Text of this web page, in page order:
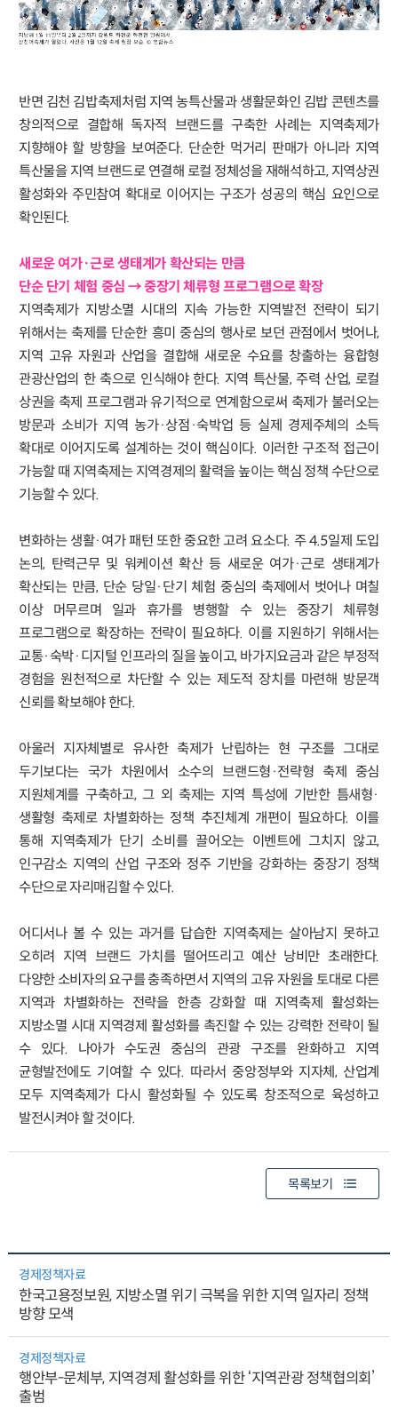
반면 김천 김밥축제처럼 지역 농특산물과 생활문화인 김밥 콘텐츠를
창의적으로 결합해 독자적 브랜드를 구축한 사례는 지역축제가
지향해야 할 방향을 보여준다. 단순한 먹거리 판매가 아니라 지역
특산물을 지역 브랜드로 연결해 로컬 정체성을 재해석하고, 지역상권
활성화와 주민참여 확대로 이어지는 구조가 성공의 핵심 요인으로
확인된다.
새로운 여가·근로 생태계가 확산되는 만큼
단순 단기 체험 중심 → 중장기 체류형 프로그램으로 확장
지역축제가 지방소멸 시대의 지속 가능한 지역발전 전략이 되기
위해서는 축제를 단순한 흥미 중심의 행사로 보던 관점에서 벗어나,
지역 고유 자원과 산업을 결합해 새로운 수요를 창출하는 융합형
관광산업의 한 축으로 인식해야 한다. 지역 특산물, 주력 산업, 로컬
상권을 축제 프로그램과 유기적으로 연계함으로써 축제가 불러오는
방문과 소비가 지역 농가·상점·숙박업 등 실제 경제주체의 소득
확대로 이어지도록 설계하는 것이 핵심이다. 이러한 구조적 접근이
가능할 때 지역축제는 지역경제의 활력을 높이는 핵심 정책 수단으로
기능할 수 있다.
변화하는 생활·여가 패턴 또한 중요한 고려 요소다. 주 4.5일제 도입
논의, 탄력근무 및 워케이션 확산 등 새로운 여가·근로 생태계가
확산되는 만큼, 단순 당일·단기 체험 중심의 축제에서 벗어나 며칠
이상 머무르며 일과 휴가를 병행할 수 있는 중장기 체류형
프로그램으로 확장하는 전략이 필요하다. 이를 지원하기 위해서는
교통·숙박·디지털 인프라의 질을 높이고, 바가지요금과 같은 부정적
경험을 원천적으로 차단할 수 있는 제도적 장치를 마련해 방문객
신뢰를 확보해야 한다.
아울러 지자체별로 유사한 축제가 난립하는 현 구조를 그대로
두기보다는 국가 차원에서 소수의 브랜드형·전략형 축제 중심
지원체계를 구축하고, 그 외 축제는 지역 특성에 기반한 틈새형·
생활형 축제로 차별화하는 정책 추진체계 개편이 필요하다. 이를
통해 지역축제가 단기 소비를 끌어오는 이벤트에 그치지 않고,
인구감소 지역의 산업 구조와 정주 기반을 강화하는 중장기 정책
수단으로 자리매김할 수 있다.
어디서나 볼 수 있는 과거를 답습한 지역축제는 살아남지 못하고
오히려 지역 브랜드 가치를 떨어뜨리고 예산 낭비만 초래한다.
다양한 소비자의 요구를 충족하면서 지역의 고유 자원을 토대로 다른
지역과 차별화하는 전략을 한층 강화할 때 지역축제 활성화는
지방소멸 시대 지역경제 활성화를 촉진할 수 있는 강력한 전략이 될
수 있다. 나아가 수도권 중심의 관광 구조를 완화하고 지역
균형발전에도 기여할 수 있다. 따라서 중앙정부와 지자체, 산업계
모두 지역축제가 다시 활성화될 수 있도록 창조적으로 육성하고
발전시켜야 할 것이다.
목록보기
경제정책자료
한국고용정보원, 지방소멸 위기 극복을 위한 지역 일자리 정책
방향 모색
경제정책자료
행안부-문체부, 지역경제 활성화를 위한 ‘지역관광 정책협의회’
출범